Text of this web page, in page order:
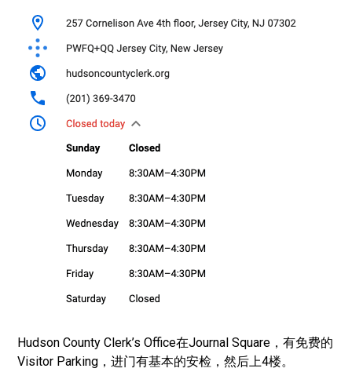
Hudson County Clerk’s Office在Journal Square，有免费的
Visitor Parking，进门有基本的安检，然后上4楼。